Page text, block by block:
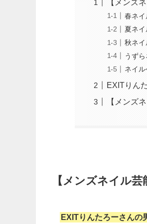
【メンズ
春ネイ
夏ネイ
秋ネイ
うず
ネイル
EXITりん
【メンズ
【メンズネイル
EXITりんたろーさんの